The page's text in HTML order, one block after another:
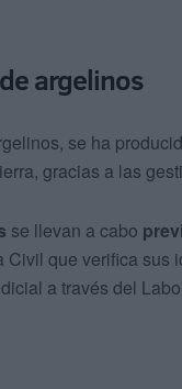
argelinos
se ha
gracias a las
se llevan a cabo
Civil que verifica sus
a través del